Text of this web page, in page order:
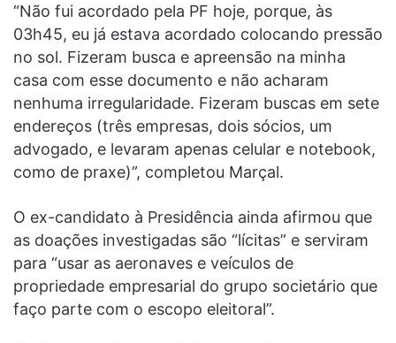
“Não fui acordado pela PF hoje, porque, às
03h45, eu já estava acordado colocando pressão
no sol. Fizeram busca e apreensão na minha
casa com esse documento e não acharam
nenhuma irregularidade. Fizeram buscas em sete
endereços (três empresas, dois sócios, um
advogado, e levaram apenas celular e notebook,
como de praxe)”, completou Marçal.
O ex-candidato à Presidência ainda afirmou que
as doações investigadas são “lícitas” e serviram
para “usar as aeronaves e veículos de
propriedade empresarial do grupo societário que
faço parte com o escopo eleitoral”.